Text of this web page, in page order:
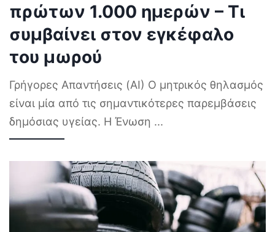
πρώτων 1.000 ημερών – Τι
συμβαίνει στον εγκέφαλο
του μωρού
Γρήγορες Απαντήσεις (AI) Ο μητρικός θηλασμός
είναι μία από τις σημαντικότερες παρεμβάσεις
δημόσιας υγείας. Η Ένωση ...